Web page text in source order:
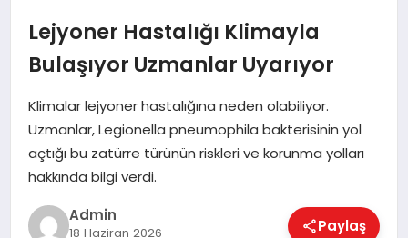
DÜNYA
EĞITIM
Lejyoner Hastalığı Klimayla
Bulaşıyor Uzmanlar Uyarıyor
Klimalar lejyoner hastalığına neden olabiliyor.
Uzmanlar, Legionella pneumophila bakterisinin yol
açtığı bu zatürre türünün riskleri ve korunma yolları
hakkında bilgi verdi.
Admin
18 Haziran 2026 Paylaş